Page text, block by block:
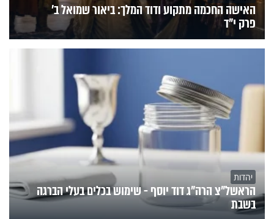
האישה החכמה מתקוע ודוד המלך: ביאור שמואל ב'
פרק י"ד
יהדות
הראשל"צ הרה"ג דוד יוסף - שימוש בכלים בעלי הברגה
בשבת